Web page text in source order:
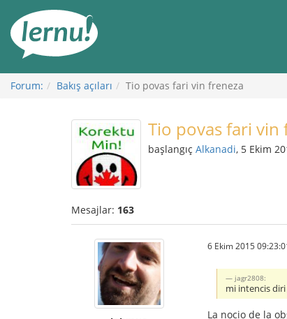
Görüntüleme
Forum: Bakış açıları Tio povas fari vin freneza
Tio povas fari vin
başlangıç Alkanadi, 5 Ekim
Mesajlar: 163
6 Ekim 2015
jagr2808:
mi intencis
La nocio de la